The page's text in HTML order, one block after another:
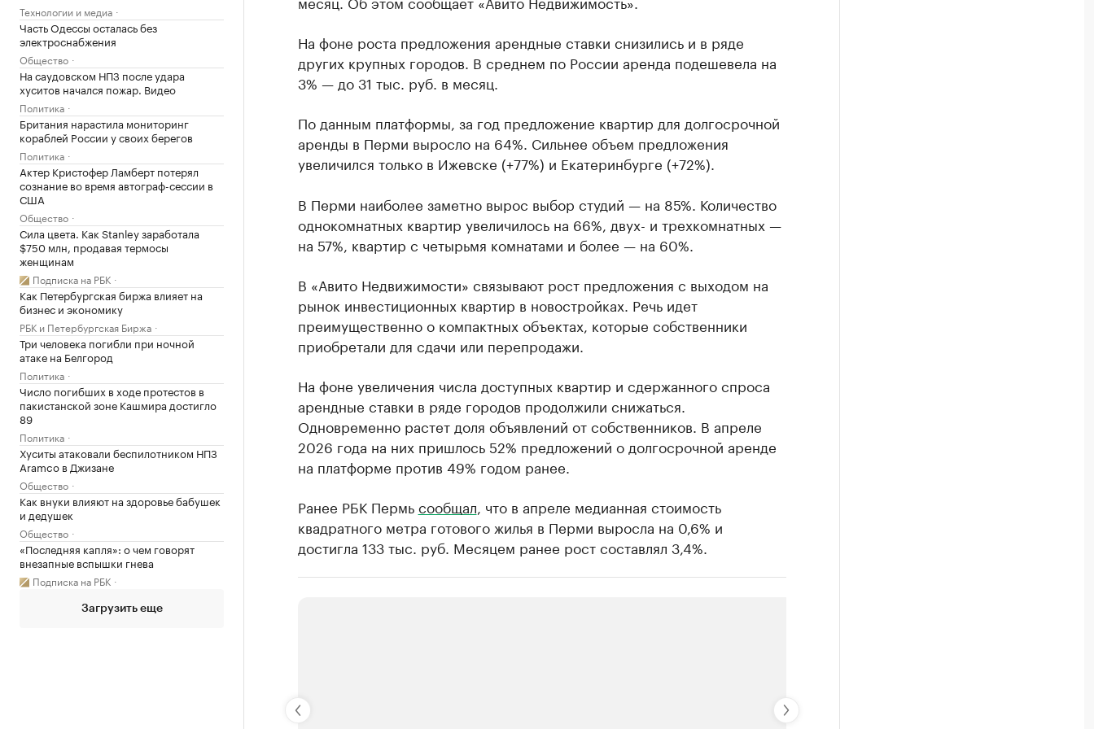
Технологии и медиа
Часть Одессы осталась без
электроснабжения
Общество
На саудовском НПЗ после удара
хуситов начался пожар. Видео
Политика
Британия нарастила мониторинг
кораблей России у своих берегов
Политика
Актер Кристофер Ламберт потерял
сознание во время автограф-сессии в
США
Общество
Сила цвета. Как Stanley заработала
$750 млн, продавая термосы
женщинам
Подписка на РБК
Как Петербургская биржа влияет на
бизнес и экономику
РБК и Петербургская Биржа
Три человека погибли при ночной
атаке на Белгород
Политика
Число погибших в ходе протестов в
пакистанской зоне Кашмира достигло
89
Политика
Хуситы атаковали беспилотником НПЗ
Aramco в Джизане
Общество
Как внуки влияют на здоровье бабушек
и дедушек
Общество
«Последняя капля»: о чем говорят
внезапные вспышки гнева
Подписка на РБК
Загрузить еще
На фоне роста предложения арендные ставки снизились и в ряде
других крупных городов. В среднем по России аренда подешевела на
3% — до 31 тыс. руб. в месяц.
По данным платформы, за год предложение квартир для долгосрочной
аренды в Перми выросло на 64%. Сильнее объем предложения
увеличился только в Ижевске (+77%) и Екатеринбурге (+72%).
В Перми наиболее заметно вырос выбор студий — на 85%. Количество
однокомнатных квартир увеличилось на 66%, двух- и трехкомнатных —
на 57%, квартир с четырьмя комнатами и более — на 60%.
В «Авито Недвижимости» связывают рост предложения с выходом на
рынок инвестиционных квартир в новостройках. Речь идет
преимущественно о компактных объектах, которые собственники
приобретали для сдачи или перепродажи.
На фоне увеличения числа доступных квартир и сдержанного спроса
арендные ставки в ряде городов продолжили снижаться.
Одновременно растет доля объявлений от собственников. В апреле
2026 года на них пришлось 52% предложений о долгосрочной аренде
на платформе против 49% годом ранее.
Ранее РБК Пермьсообщал , что в апреле медианная стоимость
квадратного метра готового жилья в Перми выросла на 0,6% и
достигла 133 тыс. руб. Месяцем ранее рост составлял 3,4%.